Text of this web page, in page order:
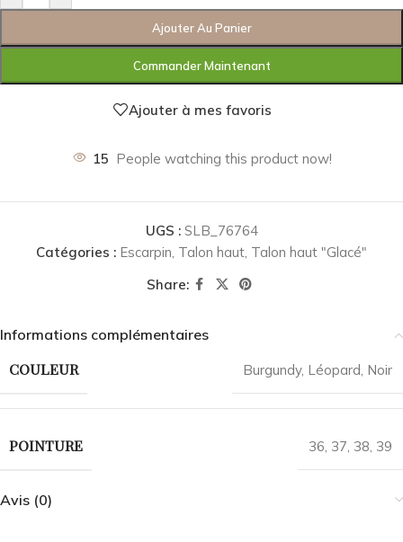
Ajouter Au Panier
Commander Maintenant
Ajouter à mes favoris
15 People watching this product now!
UGS : SLB_76764
Catégories : Escarpin, Talon haut, Talon haut "Glacé"
Share:
Informations complémentaires
COULEUR Burgundy, Léopard, Noir
POINTURE 36, 37, 38, 39
Avis (0)